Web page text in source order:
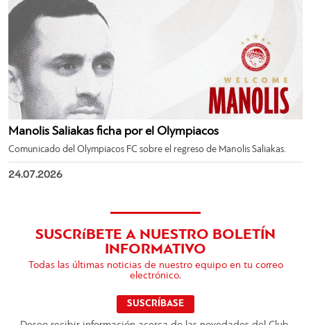
Manolis Saliakas ficha por el Olympiacos
Comunicado del Olympiacos FC sobre el regreso de Manolis Saliakas.
24.07.2026
SUSCRíBETE A NUESTRO BOLETÍN
INFORMATIVO
Todas las últimas noticias de nuestro equipo en tu correo
electrónico.
SUSCRÍBASE